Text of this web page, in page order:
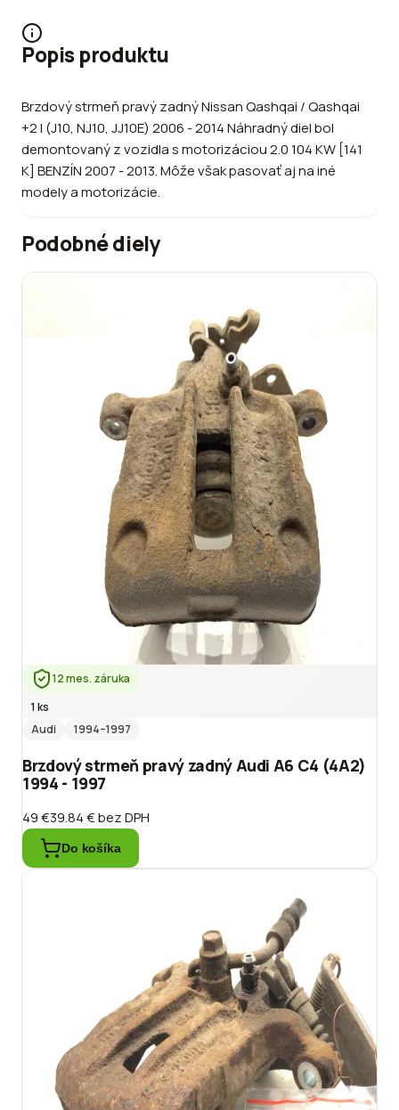
Popis produktu
Brzdový strmeň pravý zadný Nissan Qashqai / Qashqai
+2 I (J10, NJ10, JJ10E) 2006 - 2014 Náhradný diel bol
demontovaný z vozidla s motorizáciou 2.0 104 KW [141
K] BENZÍN 2007 - 2013. Môže však pasovať aj na iné
modely a motorizácie.
Podobné diely
12 mes. záruka
1 ks
Audi
1994–1997
Brzdový strmeň pravý zadný Audi A6 C4 (4A2)
1994 - 1997
49 €39.84 €bez DPH
Do košíka